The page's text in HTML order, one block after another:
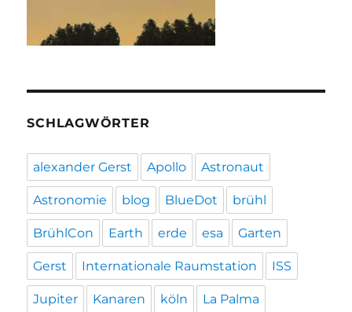
SCHLAGWÖRTER
alexander Gerst Apollo Astronaut
Astronomie blog BlueDot brühl
BrühlCon Earth erde esa Garten
Gerst Internationale Raumstation ISS
Jupiter Kanaren köln La Palma